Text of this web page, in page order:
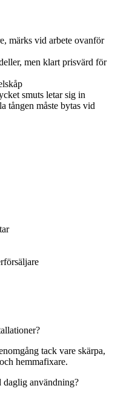
märks vid arbete ovanför
men klart prisvärd för
smuts letar sig in
tången måste bytas vid
tack vare skärpa,
hemmafixare.
användning?